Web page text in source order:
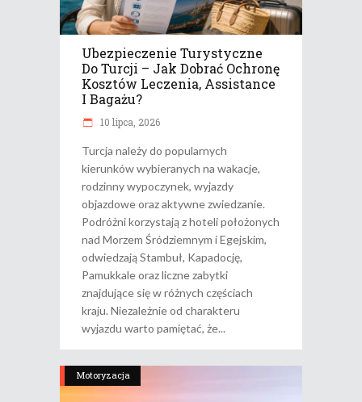
Ubezpieczenie Turystyczne
Do Turcji – Jak Dobrać Ochronę
Kosztów Leczenia, Assistance
I Bagażu?
10 lipca, 2026
Turcja należy do popularnych
kierunków wybieranych na wakacje,
rodzinny wypoczynek, wyjazdy
objazdowe oraz aktywne zwiedzanie.
Podróżni korzystają z hoteli położonych
nad Morzem Śródziemnym i Egejskim,
odwiedzają Stambuł, Kapadocję,
Pamukkale oraz liczne zabytki
znajdujące się w różnych częściach
kraju. Niezależnie od charakteru
wyjazdu warto pamiętać, że
Motoryzacja